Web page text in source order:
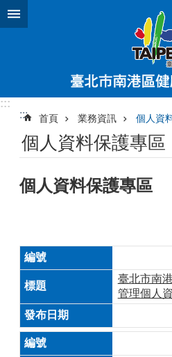
跳到主要內容區塊
:::
:::
首頁 業務資訊 個人資
個人資料保護專區
個人資料保護專區
臺北市南
管理個人